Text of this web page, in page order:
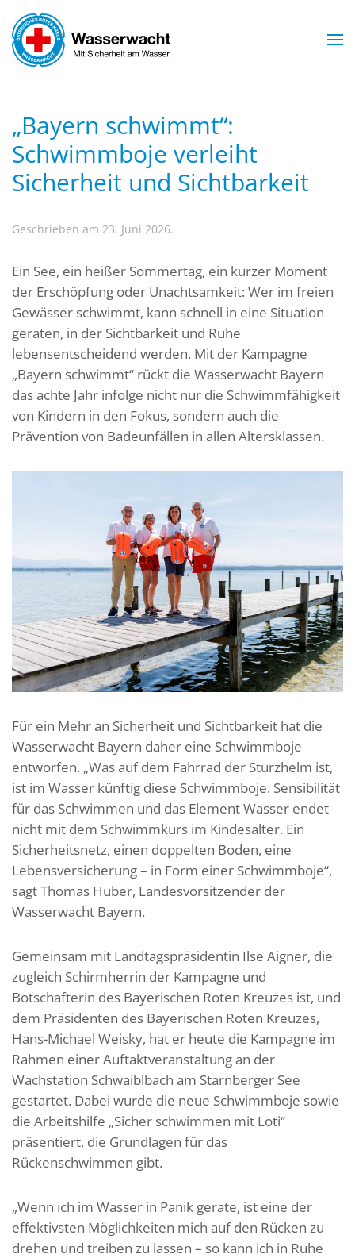
Zum Hauptinhalt springen
„Bayern schwimmt“:
Schwimmboje verleiht
Sicherheit und Sichtbarkeit
Geschrieben am 23. Juni 2026.
Ein See, ein heißer Sommertag, ein kurzer Moment
der Erschöpfung oder Unachtsamkeit: Wer im freien
Gewässer schwimmt, kann schnell in eine Situation
geraten, in der Sichtbarkeit und Ruhe
lebensentscheidend werden. Mit der Kampagne
„Bayern schwimmt“ rückt die Wasserwacht Bayern
das achte Jahr infolge nicht nur die Schwimmfähigkeit
von Kindern in den Fokus, sondern auch die
Prävention von Badeunfällen in allen Altersklassen.
Für ein Mehr an Sicherheit und Sichtbarkeit hat die
Wasserwacht Bayern daher eine Schwimmboje
entworfen. „Was auf dem Fahrrad der Sturzhelm ist,
ist im Wasser künftig diese Schwimmboje. Sensibilität
für das Schwimmen und das Element Wasser endet
nicht mit dem Schwimmkurs im Kindesalter. Ein
Sicherheitsnetz, einen doppelten Boden, eine
Lebensversicherung – in Form einer Schwimmboje“,
sagt Thomas Huber, Landesvorsitzender der
Wasserwacht Bayern.
Gemeinsam mit Landtagspräsidentin Ilse Aigner, die
zugleich Schirmherrin der Kampagne und
Botschafterin des Bayerischen Roten Kreuzes ist, und
dem Präsidenten des Bayerischen Roten Kreuzes,
Hans-Michael Weisky, hat er heute die Kampagne im
Rahmen einer Auftaktveranstaltungan der
Wachstation Schwaiblbach am Starnberger See
gestartet. Dabei wurde die neue Schwimmboje sowie
die Arbeitshilfe „Sicher schwimmen mit Loti“
präsentiert, die Grundlagen für das
Rückenschwimmen gibt.
„Wenn ich im Wasser in Panik gerate, ist eine der
effektivsten Möglichkeiten mich auf den Rücken zu
drehen und treiben zu lassen – so kann ich in Ruhe